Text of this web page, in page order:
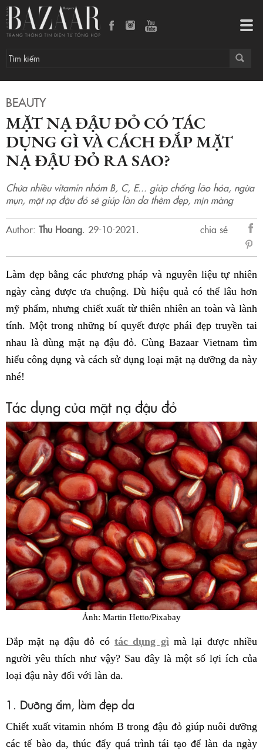
BEAUTY
MẶT NẠ ĐẬU ĐỎ CÓ TÁC
DỤNG GÌ VÀ CÁCH ĐẮP MẶT
NẠ ĐẬU ĐỎ RA SAO?
Chứa nhiều vitamin nhóm B, C, E... giúp chống lão hóa, ngừa
mụn, mặt nạ đậu đỏ sẽ giúp làn da thêm đẹp, mịn màng
Author: Thu Hoang. 29-10-2021.
chia sẻ
sẻ
Làm đẹp bằng các phương pháp và nguyên liệu tự nhiên
ngày càng được ưa chuộng. Dù hiệu quả có thể lâu hơn
mỹ phẩm, nhưng chiết xuất từ ​​thiên nhiên an toàn và lành
tính. Một trong những bí quyết được phái đẹp truyền tai
nhau là dùng mặt nạ đậu đỏ. Cùng Bazaar Vietnam tìm
hiểu công dụng và cách sử dụng loại mặt nạ dưỡng da này
nhé!
Tác dụng của mặt nạ đậu đỏ
Ảnh: Martin Hetto/Pixabay
Đắp mặt nạ đậu đỏ có tác dụng gìmà lại được nhiều
người yêu thích như vậy? Sau đây là một số lợi ích của
loại đậu này đối với làn da.
1. Dưỡng ẩm, làm đẹp da
Chiết xuất vitamin nhóm B trong đậu đỏ giúp nuôi dưỡng
các tế bào da, thúc đẩy quá trình tái tạo để làn da ngày